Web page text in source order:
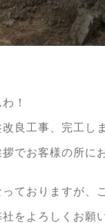
！
良工事、完工し
でお客様の所に
ておりますが、
をよろしくお願